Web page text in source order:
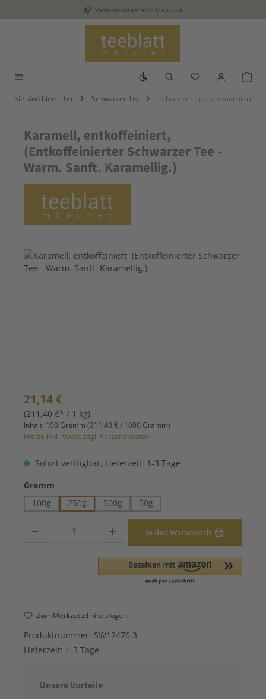
Zum Hauptinhalt springenVersandkostenfrei in D ab 35 €
Werkzeugleiste anzeigen
Du hast 0
Sie sind hier: Tee Schwarzer Tee Schwarzer Tee, aromatisiert
Karamell, entkoffeiniert,
(Entkoffeinierter Schwarzer Tee -
Warm. Sanft. Karamellig.)
Bildergalerie überspringen
Regulärer Preis:
21,14 €
(211,40 €* / 1 kg)
Inhalt: 100 Gramm (211,40 € / 1000 Gramm)
Preise inkl. MwSt. zzgl. Versandkosten
Sofort verfügbar, Lieferzeit: 1-3 Tage
Gramm
100g
250g 500g 50g
In den Warenkorb
Zum Merkzettel hinzufügen
Produktnummer: SW12476.3
Lieferzeit: 1-3 Tage
Unsere Vorteile